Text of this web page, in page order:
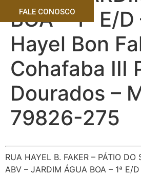
FALE CONOSCO
BOA – 1ª E/D
Hayel Bon
Cohafaba III
Dourados –
79826-275
RUA HAYEL B. FAKER – PÁTIO DO
ABV – JARDIM ÁGUA BOA – 1ª E/